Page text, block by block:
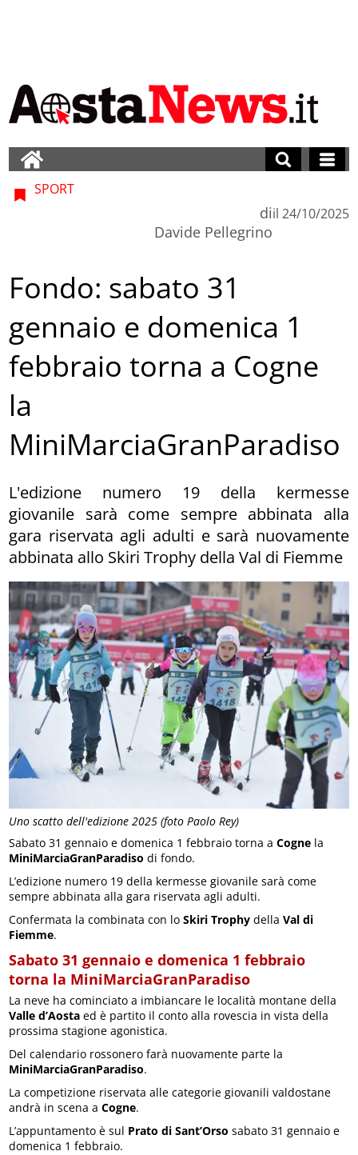
Uno scatto dell'edizione 2025 (foto Paolo Rey)
SPORT
di
Davide Pellegrino
il 24/10/2025
Fondo: sabato 31
gennaio e domenica 1
febbraio torna a Cogne
la
MiniMarciaGranParadiso
L'edizione numero 19 della kermesse
giovanile sarà come sempre abbinata alla
gara riservata agli adulti e sarà nuovamente
abbinata allo Skiri Trophy della Val di Fiemme
Sabato 31 gennaio e domenica 1 febbraio torna aCogne la
MiniMarciaGranParadiso di fondo.
L’edizione numero 19 della kermesse giovanile sarà come
sempre abbinata alla gara riservata agli adulti.
Confermata la combinata con loSkiri Trophy dellaVal di
Fiemme.
Sabato 31 gennaio e domenica 1 febbraio
torna la MiniMarciaGranParadiso
La neve ha cominciato a imbiancare le località montane della
Valle d’Aosta ed è partito il conto alla rovescia in vista della
prossima stagione agonistica.
Del calendario rossonero farà nuovamente parte la
MiniMarciaGranParadiso.
La competizione riservata alle categorie giovanili valdostane
andrà in scena aCogne.
L’appuntamento è sul Prato di Sant’Orso sabato 31 gennaio e
domenica 1 febbraio.